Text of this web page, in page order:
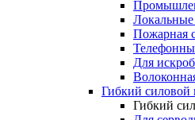
Пожарная
Для
Гибкий силовой
Гибкий